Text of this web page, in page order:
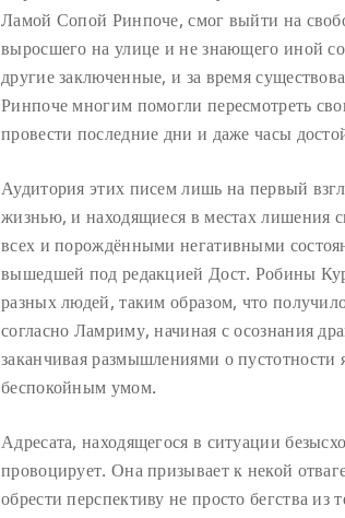
Ламой Сопой Ринпоче, смог выйти на
выросшего на улице и не знающего иной
другие заключенные, и за время
Ринпоче многим помогли пересмотреть
провести последние дни и даже часы
Аудитория этих писем лишь на первый
жизнью, и находящиеся в местах лишения
всех и порождёнными негативными
вышедшей под редакцией Дост. Робины
разных людей, таким образом, что
согласно Ламриму, начиная с осознания
заканчивая размышлениями о
беспокойным умом.
Адресата, находящегося в ситуации
провоцирует. Она призывает к некой
обрести перспективу не просто бегства